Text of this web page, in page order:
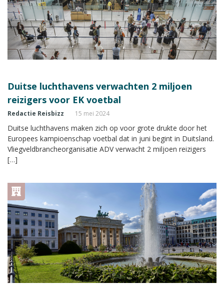
Duitse luchthavens verwachten 2 miljoen
reizigers voor EK voetbal
Redactie Reisbizz 15 mei 2024
Duitse luchthavens maken zich op voor grote drukte door het
Europees kampioenschap voetbal dat in juni begint in Duitsland.
Vliegveldbrancheorganisatie ADV verwacht 2 miljoen reizigers
[…]